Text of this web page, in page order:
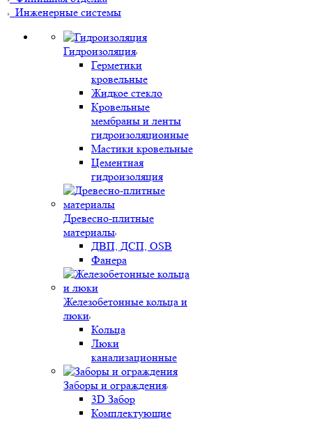
Инженерные системы
Гидроизоляция
Герметики
кровельные
Жидкое стекло
Кровельные
мембраны и ленты
гидроизоляционные
Мастики кровельные
Цементная
гидроизоляция
Древесно-плитные
материалы
ДВП, ДСП, OSB
Фанера
Железобетонные кольца и
люки
Кольца
Люки
канализационные
Заборы и ограждения
3D Забор
Комплектующие